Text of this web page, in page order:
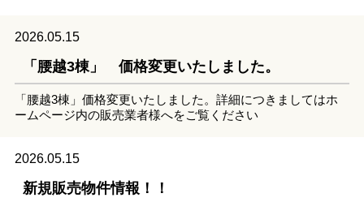
2026.05.15
「腰越3棟」 価格変更いたしました。
「腰越3棟」価格変更いたしました。詳細につきましてはホ
ームページ内の販売業者様へをご覧ください
2026.05.15
新規販売物件情報！！